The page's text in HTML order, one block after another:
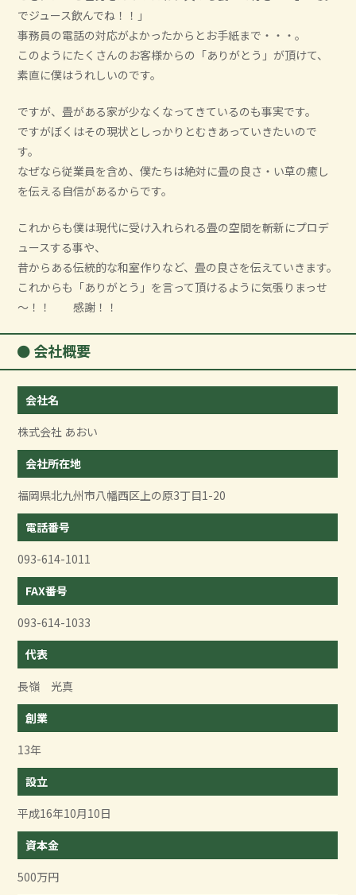
でジュース飲んでね！！」
事務員の電話の対応がよかったからとお手紙まで・・・。
このようにたくさんのお客様からの「ありがとう」が頂けて、
素直に僕はうれしいのです。
ですが、畳がある家が少なくなってきているのも事実です。
ですがぼくはその現状としっかりとむきあっていきたいので
す。
なぜなら従業員を含め、僕たちは絶対に畳の良さ・い草の癒し
を伝える自信があるからです。
これからも僕は現代に受け入れられる畳の空間を斬新にプロデ
ュースする事や、
昔からある伝統的な和室作りなど、畳の良さを伝えていきます。
これからも「ありがとう」を言って頂けるように気張りまっせ
～！！ 感謝！！
会社概要
会社名
株式会社 あおい
会社所在地
福岡県北九州市八幡西区上の原3丁目1-20
電話番号
093-614-1011
FAX番号
093-614-1033
代表
長嶺 光真
創業
13年
設立
平成16年10月10日
資本金
500万円